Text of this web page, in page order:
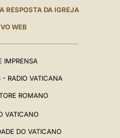
RESPOSTA DA IGREJA
WEB
IMPRENSA
RADIO VATICANA
ROMANO
VATICANO
DO VATICANO